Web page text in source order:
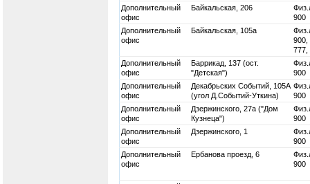
Дополнительный
офис
Байкальская, 206
900
Дополнительный
офис
Байкальская, 105а
900,
777,
Дополнительный
офис
Баррикад, 137 (ост.
"Детская")
900
Дополнительный
офис
Декабрьских Событий, 105А
(угол Д.Событий-Уткина)
900
Дополнительный
офис
Дзержинского, 27а ("Дом
Кузнеца")
900
Дополнительный
офис
Дзержинского, 1
900
Дополнительный
офис
Ербанова проезд, 6
900